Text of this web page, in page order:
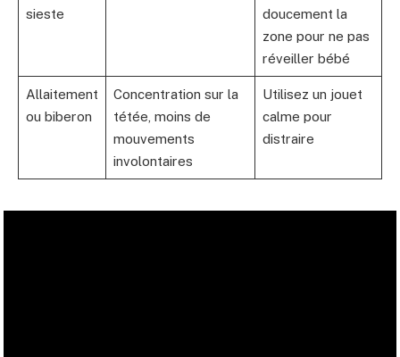
sieste
doucement la
zone pour ne pas
réveiller bébé
Allaitement
ou biberon
Concentration sur la
tétée, moins de
mouvements
involontaires
Utilisez un jouet
calme pour
distraire